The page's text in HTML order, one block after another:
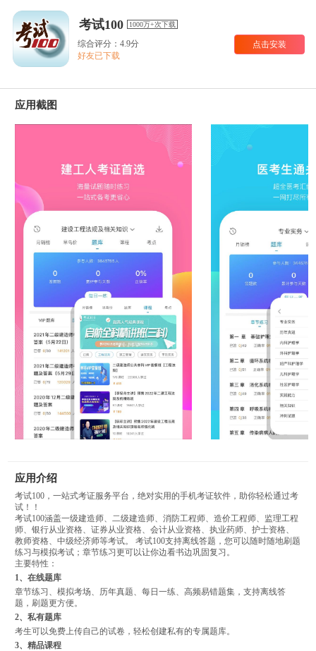
考试100 1000万+次下载
综合评分：4.9分
好友已下载
点击安装
应用截图
应用介绍
考试100，一站式考证服务平台，绝对实用的手机考证软件，助你轻松通过考
试！！
考试100涵盖一级建造师、二级建造师、消防工程师、造价工程师、监理工程
师、银行从业资格、证券从业资格、会计从业资格、执业药师、护士资格、
教师资格、中级经济师等考试。 考试100支持离线答题，您可以随时随地刷题
练习与模拟考试；章节练习更可以让你边看书边巩固复习。
主要特性：
1、在线题库
章节练习、模拟考场、历年真题、每日一练、高频易错题集，支持离线答
题，刷题更方便。
2、私有题库
考生可以免费上传自己的试卷，轻松创建私有的专属题库。
3、精品课程